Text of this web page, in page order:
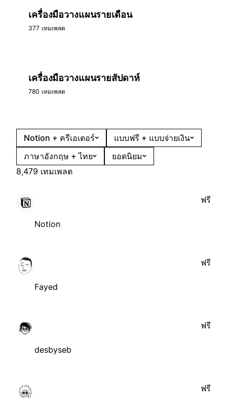
เครื่องมือวางแผนรายเดือน
377 เทมเพลต
เครื่องมือวางแผนรายสัปดาห์
780 เทมเพลต
Notion + ครีเอเตอร์
แบบฟรี + แบบจ่ายเงิน
ภาษาอังกฤษ + ไทย
ยอดนิยม
8,479 เทมเพลต
Notion
ฟรี
Fayed
ฟรี
desbyseb
ฟรี
ฟรี